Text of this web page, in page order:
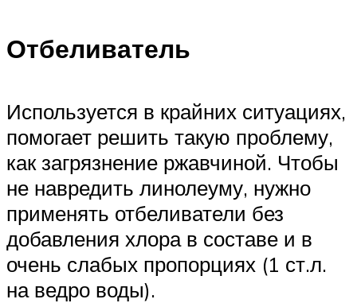
Отбеливатель
Используется в крайних ситуациях,
помогает решить такую проблему,
как загрязнение ржавчиной. Чтобы
не навредить линолеуму, нужно
применять отбеливатели без
добавления хлора в составе и в
очень слабых пропорциях (1 ст.л.
на ведро воды).